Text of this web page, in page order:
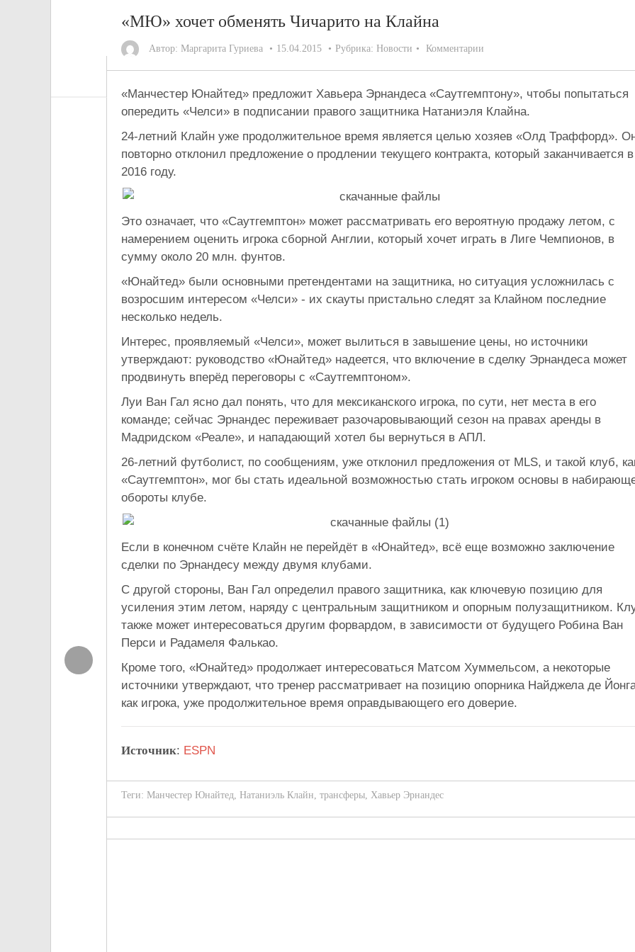
«МЮ» хочет обменять Чичарито на Клайна
Автор: Маргарита Гуриева 15.04.2015 Рубрика: Новости Комментарии
«Манчестер Юнайтед» предложит Хавьера Эрнандеса «Саутгемптону», чтобы попытаться
опередить «Челси» в подписании правого защитника Натаниэля Клайна.
24-летний Клайн уже продолжительное время является целью хозяев «Олд Траффорд».
повторно отклонил предложение о продлении текущего контракта, который заканчивается в
2016 году.
Это означает, что «Саутгемптон» может рассматривать его вероятную продажу летом, с
намерением оценить игрока сборной Англии, который хочет играть в Лиге Чемпионов, в
сумму около 20 млн. фунтов.
«Юнайтед» были основными претендентами на защитника, но ситуация усложнилась с
возросшим интересом «Челси» - их скауты пристально следят за Клайном последние
несколько недель.
Интерес, проявляемый «Челси», может вылиться в завышение цены, но источники
утверждают: руководство «Юнайтед» надеется, что включение в сделку Эрнандеса может
продвинуть вперёд переговоры с «Саутгемптоном».
Луи Ван Гал ясно дал понять, что для мексиканского игрока, по сути, нет места в его
команде; сейчас Эрнандес переживает разочаровывающий сезон на правах аренды в
Мадридском «Реале», и нападающий хотел бы вернуться в АПЛ.
26-летний футболист, по сообщениям, уже отклонил предложения от MLS, и такой клуб,
«Саутгемптон», мог бы стать идеальной возможностью стать игроком основы в
обороты клубе.
Если в конечном счёте Клайн не перейдёт в «Юнайтед», всё еще возможно заключение
сделки по Эрнандесу между двумя клубами.
С другой стороны, Ван Гал определил правого защитника, как ключевую позицию для
усиления этим летом, наряду с центральным защитником и опорным полузащитником.
также может интересоваться другим форвардом, в зависимости от будущего Робина Ван
Перси и Радамеля Фалькао.
Кроме того, «Юнайтед» продолжает интересоваться Матсом Хуммельсом, а некоторые
источники утверждают, что тренер рассматривает на позицию опорника Найджела де
как игрока, уже продолжительное время оправдывающего его доверие.
Источник: ESPN
Теги: Манчестер Юнайтед, Натаниэль Клайн, трансферы, Хавьер Эрнандес